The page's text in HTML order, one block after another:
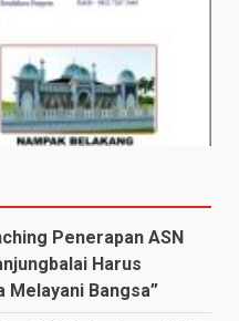
Penerapan ASN
Harus
Melayani Bangsa”